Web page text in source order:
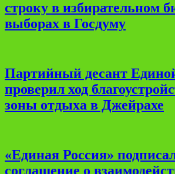
строку в избирательном
выборах в Госдуму
Партийный десант
проверил ход
зоны отдыха в Джейрахе
«Единая Россия»
соглашение о